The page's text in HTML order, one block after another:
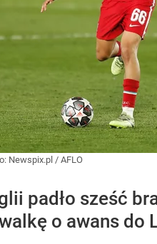
Newspix.pl / AFLO
padło sześć
o awans do